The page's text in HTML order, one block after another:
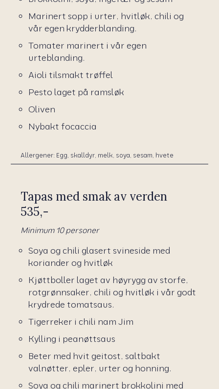
Marinert sopp i urter, hvitløk, chili og
vår egen krydderblanding.
Tomater marinert i vår egen
urteblanding.
Aioli tilsmakt trøffel
Pesto laget på ramsløk
Oliven
Nybakt focaccia
Allergener: Egg, skalldyr, melk, soya, sesam, hvete
Tapas med smak av verden
535,-
Minimum 10 personer
Soya og chili glasert svineside med
koriander og hvitløk
Kjøttboller laget av høyrygg av storfe,
rotgrønnsaker, chili og hvitløk i vår godt
krydrede tomatsaus.
Tigerreker i chili nam Jim
Kylling i peanøttsaus
Beter med hvit geitost, saltbakt
valnøtter, epler, urter og honning.
Soya og chili marinert brokkolini med